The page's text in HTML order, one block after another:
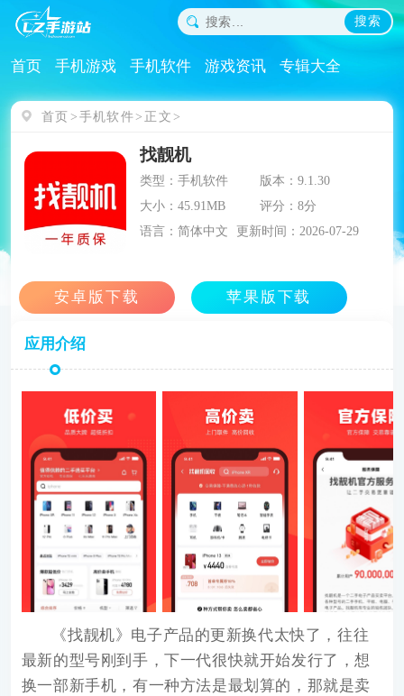
搜索
首页 手机游戏 手机软件 游戏资讯 专辑大全
首页 手机软件 正文
找靓机
类型：手机软件
版本：9.1.30
大小：45.91MB
评分：8分
语言：简体中文
更新时间：2026-07-29
应用介绍
《找靓机》电子产品的更新换代太快了，往往
最新的型号刚到手，下一代很快就开始发行了，想
换一部新手机，有一种方法是最划算的，那就是卖